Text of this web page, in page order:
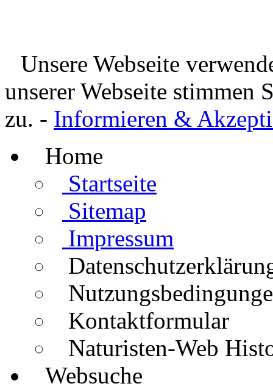
Unsere Webseite
unserer Webseite stimmen
zu. - Informieren &
Home
Startseite
Sitemap
Impressum
Kontaktformular
Naturisten-Web
Websuche